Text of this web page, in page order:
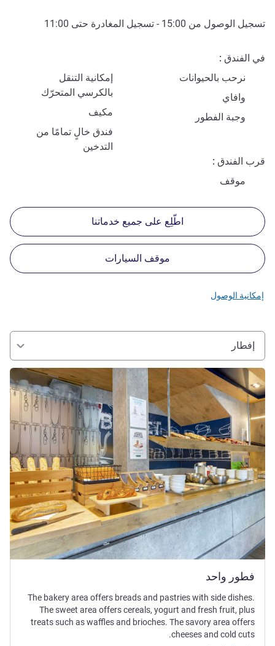
تسجيل الوصول من 15:00 - تسجيل المغادرة حتى 11:00
في الفندق
نرحب بالحيوانات
إمكانية التنقل
بالكرسي المتحرّك
وافاي
مكيف
وجبة الفطور
فندق خالٍ تمامًا من
التدخين
قرب الفندق
موقف
اطّلِع على جميع خدماتنا
موقف السيارات
إمكانية الوصول
إفطار
فطور واحد
راجع التفاصيل
The bakery area offers breads and pastries with side dishes.
The sweet area offers cereals, yogurt and fresh fruit, plus
treats such as waffles and brioches. The savory area offers
cheeses and cold cuts.